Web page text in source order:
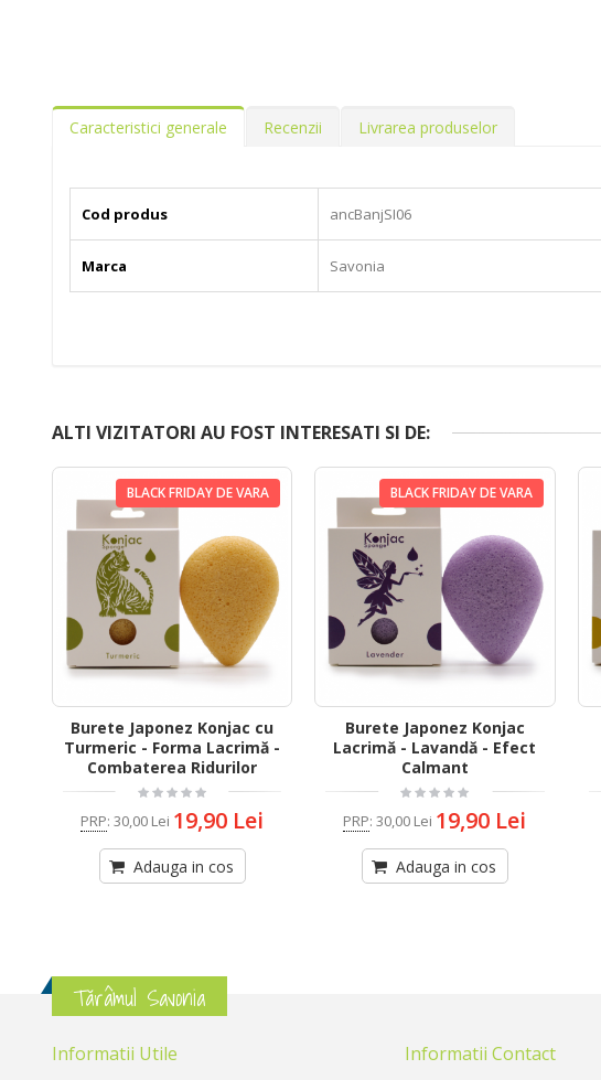
Caracteristici generale Recenzii Livrarea produselor
Cod produs ancBanjSI06
Marca Savonia
ALTI VIZITATORI AU FOST INTERESATI SI DE:
BLACK FRIDAY DE VARA
Burete Japonez Konjac cu
Turmeric - Forma Lacrimă -
Combaterea Ridurilor
PRP:30,00 Lei 19,90 Lei
Adauga in cos
BLACK FRIDAY DE VARA
Burete Japonez Konjac
Lacrimă - Lavandă - Efect
Calmant
PRP:30,00 Lei 19,90 Lei
Adauga in cos
Tărâmul Savonia
Informatii Utile Informatii Contact